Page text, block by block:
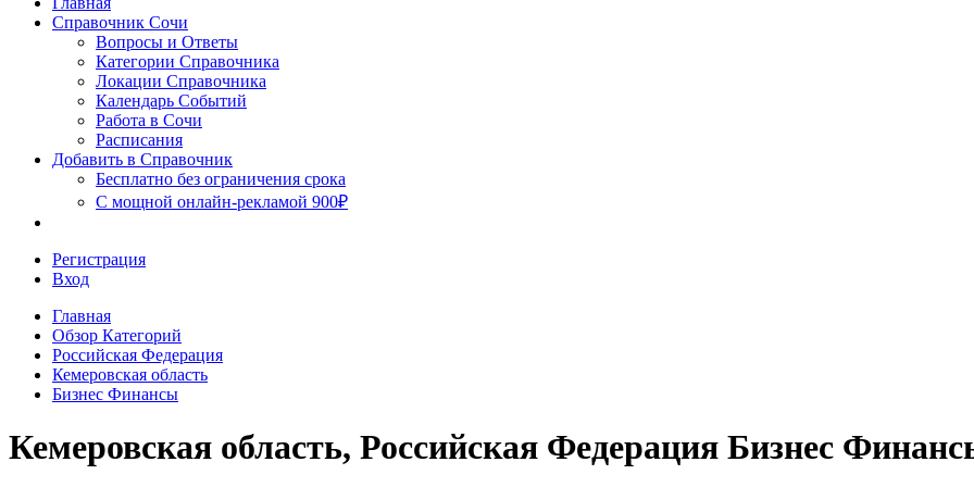
Сочи
Справочник Сочи
Вопросы и Ответы
Категории Справочника
Локации Справочника
Календарь Событий
Работа в Сочи
Расписания
Добавить в Справочник
Бесплатно без ограничения срока
С мощной онлайн-рекламой 900₽
Регистрация
Вход
Главная
Обзор Категорий
Российская Федерация
Кемеровская область
Бизнес Финансы
Кемеровская область, Российская Федерация Бизнес